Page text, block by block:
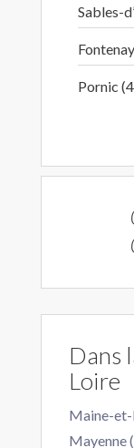
Sables-
Pornic
Dans
Loire
Maine-
Mayenne